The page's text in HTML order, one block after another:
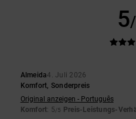
5
Almeida4. Juli 2026
Komfort, Sonderpreis
Original anzeigen - Português
Komfort: 5/5 Preis-Leistungs-